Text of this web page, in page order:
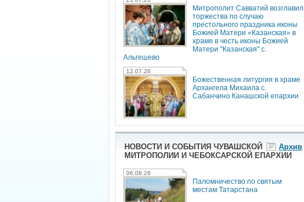
Митрополит Савватий возглавил
торжества по случаю
престольного праздника иконы
Божией Матери «Казанская» в
храме в честь иконы Божией
Матери "Казанская" с.
Альгешево
12.07.26
Божественная литургия в храме
Архангела Михаила с.
Сабанчино Канашской епархии
Архив
НОВОСТИ И СОБЫТИЯ ЧУВАШСКОЙ
МИТРОПОЛИИ И ЧЕБОКСАРСКОЙ ЕПАРХИИ
06.08.26
Паломничество по святым
местам Татарстана